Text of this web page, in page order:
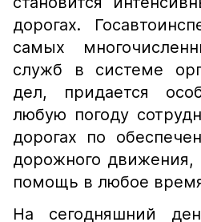
дорогах.
самых
служб в системе
дел, придается
любую погоду
дорогах по
дорожного движения,
помощь в любое
На сегодняшний